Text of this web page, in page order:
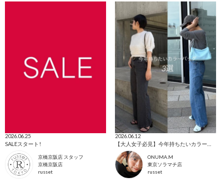
2026.06.25
SALEスタート!
京橋京阪店 スタッフ
京橋京阪店
russet
2026.06.12
ONUMA.M
東京ソラマチ店
russet